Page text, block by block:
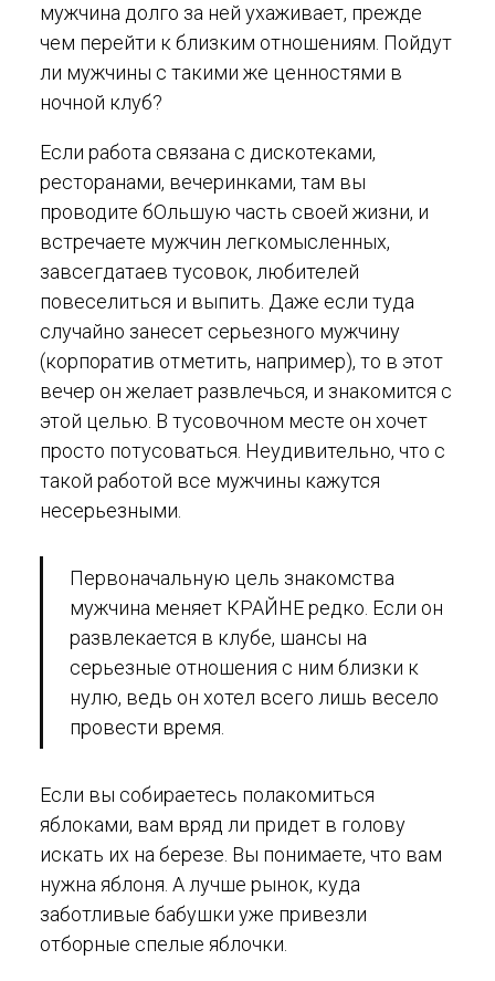
мужчина долго за ней ухаживает, прежде
чем перейти к близким отношениям. Пойдут
ли мужчины с такими же ценностями в
ночной клуб?
Если работа связана с дискотеками,
ресторанами, вечеринками, там вы
проводите бОльшую часть своей жизни, и
встречаете мужчин легкомысленных,
завсегдатаев тусовок, любителей
повеселиться и выпить. Даже если туда
случайно занесет серьезного мужчину
(корпоратив отметить, например), то в этот
вечер он желает развлечься, и знакомится с
этой целью. В тусовочном месте он хочет
просто потусоваться. Неудивительно, что с
такой работой все мужчины кажутся
несерьезными.
Первоначальную цель знакомства
мужчина меняет КРАЙНЕ редко. Если он
развлекается в клубе, шансы на
серьезные отношения с ним близки к
нулю, ведь он хотел всего лишь весело
провести время.
Если вы собираетесь полакомиться
яблоками, вам вряд ли придет в голову
искать их на березе. Вы понимаете, что вам
нужна яблоня. А лучше рынок, куда
заботливые бабушки уже привезли
отборные спелые яблочки.